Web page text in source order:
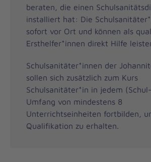
beraten, die einen
installiert hat: Die
sofort vor Ort und können als
Ersthelfer*innen direkt Hilfe
Schulsanitäter*innen der
sollen sich zusätzlich zum Kurs
Schulsanitäter*in in jedem
Umfang von mindestens 8
Unterrichtseinheiten fortbilden,
Qualifikation zu erhalten.